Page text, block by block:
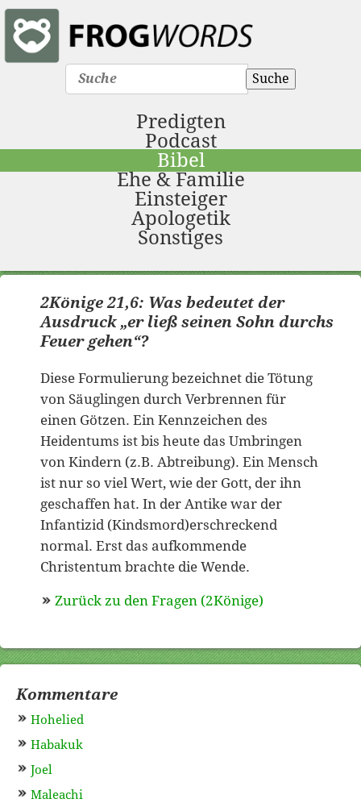
Suche
Predigten
Podcast
Bibel
Ehe & Familie
Einsteiger
Apologetik
Sonstiges
2Könige 21,6: Was bedeutet der
Ausdruck „er ließ seinen Sohn durchs
Feuer gehen“?
Diese Formulierung bezeichnet die Tötung
von Säuglingen durch Verbrennen für
einen Götzen. Ein Kennzeichen des
Heidentums ist bis heute das Umbringen
von Kindern (z.B. Abtreibung). Ein Mensch
ist nur so viel Wert, wie der Gott, der ihn
geschaffen hat. In der Antike war der
Infantizid (Kindsmord)erschreckend
normal. Erst das aufkommende
Christentum brachte die Wende.
Zurück zu den Fragen (2Könige)
Kommentare
Hohelied
Habakuk
Joel
Maleachi